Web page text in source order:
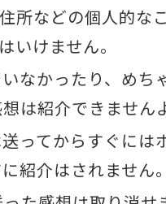
所などの個人的な
いけません。
なかったり、めち
は紹介できません
ってからすぐには
紹介はされません。